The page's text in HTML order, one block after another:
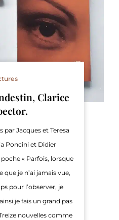
Clarice
par Jacques et Teresa
Poncini et Didier
« Parfois, lorsque
que je n’ai jamais vue,
pour l’observer, je
je fais un grand pas
nouvelles comme